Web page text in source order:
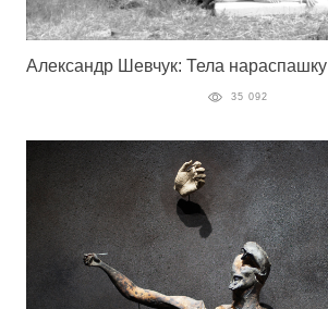
Александр Шевчук: Тела нараспашку
35 092